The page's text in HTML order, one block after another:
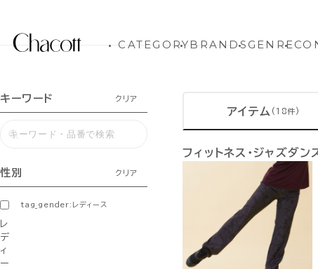
CATEGORYBRANDSGENRE
キーワード クリア
性別 クリア
tag_gender:レディース
レ
デ
ィ
ー
アイテム (18件)
フィットネス・ジャズダ